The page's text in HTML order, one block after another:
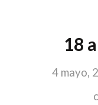
18
4 mayo,